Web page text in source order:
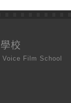
校
Voice Film School